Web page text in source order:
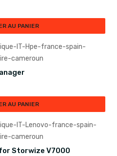
AU PANIER
AU PANIER
Storwize V7000